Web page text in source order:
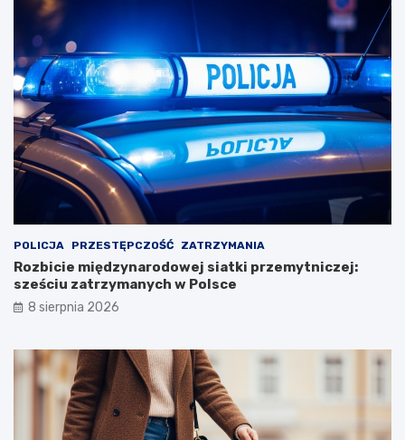
POLICJA PRZESTĘPCZOŚĆ ZATRZYMANIA
Rozbicie międzynarodowej siatki przemytniczej:
sześciu zatrzymanych w Polsce
8 sierpnia 2026